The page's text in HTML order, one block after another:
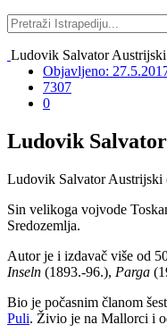
Ludovik Salvator Austrijski
Objavljeno:
7307
0
Ludovik
Ludovik Salvator Austrijski
Sin velikoga vojvode
Sredozemlja.
Autor je i izdavač više od
Inseln (1893.-96.), Parga
Bio je počasnim članom
Puli. Živio je na Mallorci i